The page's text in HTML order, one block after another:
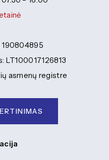
190804895
LT100017126813
asmenų registre